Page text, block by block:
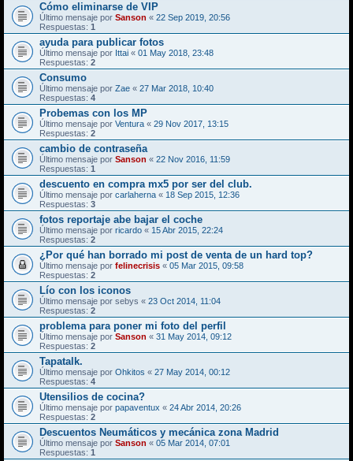
Cómo eliminarse de VIP
Último mensaje por Sanson « 22 Sep 2019, 20:56
Respuestas: 1
ayuda para publicar fotos
Último mensaje por Ittai « 01 May 2018, 23:48
Respuestas: 2
Consumo
Último mensaje por Zae « 27 Mar 2018, 10:40
Respuestas: 4
Probemas con los MP
Último mensaje por Ventura « 29 Nov 2017, 13:15
Respuestas: 2
cambio de contraseña
Último mensaje por Sanson « 22 Nov 2016, 11:59
Respuestas: 1
descuento en compra mx5 por ser del club.
Último mensaje por carlaherna « 18 Sep 2015, 12:36
Respuestas: 3
fotos reportaje abe bajar el coche
Último mensaje por ricardo « 15 Abr 2015, 22:24
Respuestas: 2
¿Por qué han borrado mi post de venta de un hard top?
Último mensaje por felinecrisis « 05 Mar 2015, 09:58
Respuestas: 2
Lío con los iconos
Último mensaje por sebys « 23 Oct 2014, 11:04
Respuestas: 2
problema para poner mi foto del perfil
Último mensaje por Sanson « 31 May 2014, 09:12
Respuestas: 2
Tapatalk.
Último mensaje por Ohkitos « 27 May 2014, 00:12
Respuestas: 4
Utensilios de cocina?
Último mensaje por papaventux « 24 Abr 2014, 20:26
Respuestas: 2
Descuentos Neumáticos y mecánica zona Madrid
Último mensaje por Sanson « 05 Mar 2014, 07:01
Respuestas: 1